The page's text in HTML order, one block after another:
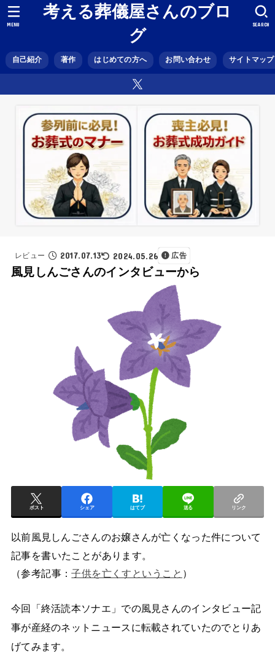
考える葬儀屋さんのブロ
グ
自己紹介 著作 はじめての方へ お問い合わせ サイトマップ
SEARCH
MENU
レビュー 2017.07.13 2024.05.26 広告
風見しんごさんのインタビューから
ポスト シェア はてブ 送る リンク
以前風見しんごさんのお嬢さんが亡くなった件について
記事を書いたことがあります。
（参考記事：子供を亡くすということ ）
今回「終活読本ソナエ」での風見さんのインタビュー記
事が産経のネットニュースに転載されていたのでとりあ
げてみます。